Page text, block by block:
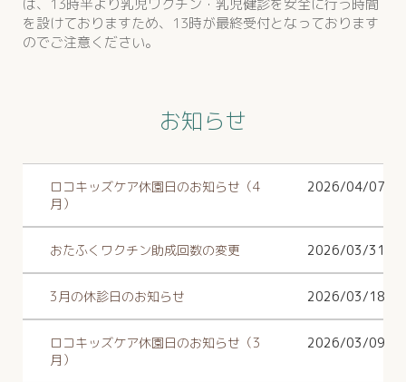
は、13時半より乳児ワクチン・乳児健診を安全に行う時間
を設けておりますため、13時が最終受付となっております
のでご注意ください。
お知らせ
ロコキッズケア休園日のお知らせ（4
月）
2026/04/07
おたふくワクチン助成回数の変更 2026/03/31
3月の休診日のお知らせ 2026/03/18
ロコキッズケア休園日のお知らせ（3
月）
2026/03/09